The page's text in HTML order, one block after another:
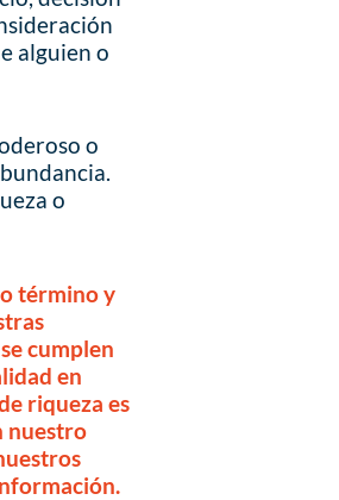
alguien o
o
o
término y
cumplen
en
riqueza es
nuestro